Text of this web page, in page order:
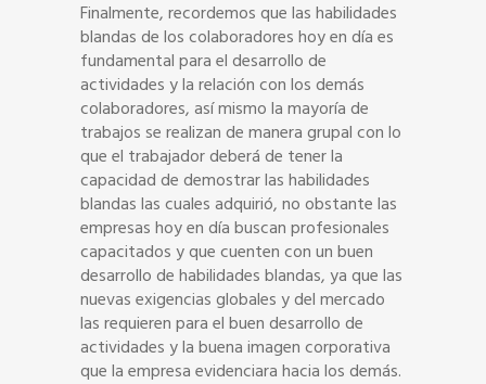
Finalmente, recordemos que las habilidades
blandas de los colaboradores hoy en día es
fundamental para el desarrollo de
actividades y la relación con los demás
colaboradores, así mismo la mayoría de
trabajos se realizan de manera grupal con lo
que el trabajador deberá de tener la
capacidad de demostrar las habilidades
blandas las cuales adquirió, no obstante las
empresas hoy en día buscan profesionales
capacitados y que cuenten con un buen
desarrollo de habilidades blandas, ya que las
nuevas exigencias globales y del mercado
las requieren para el buen desarrollo de
actividades y la buena imagen corporativa
que la empresa evidenciara hacia los demás.